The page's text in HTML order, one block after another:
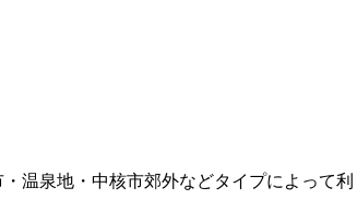
温泉地・中核市郊外などタイプによって利